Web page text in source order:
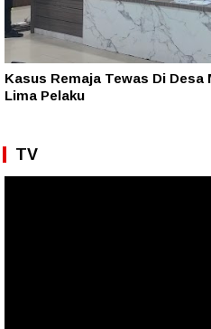
Kasus Remaja Tewas Di
Lima Pelaku
TV